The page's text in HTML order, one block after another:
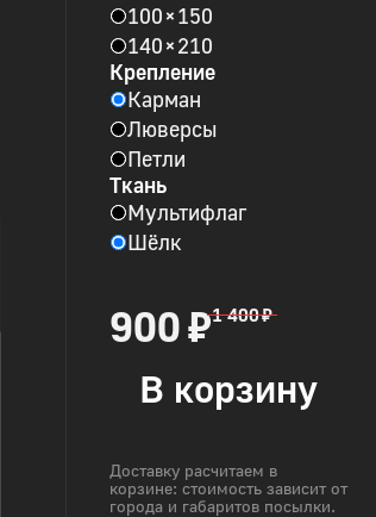
100 × 150
140 × 210
Крепление
Карман
Люверсы
Петли
Ткань
Мультифлаг
Шёлк
900 ₽1 400 ₽
В корзину
Доставку расчитаем в
корзине: стоимость зависит от
города и габаритов посылки.